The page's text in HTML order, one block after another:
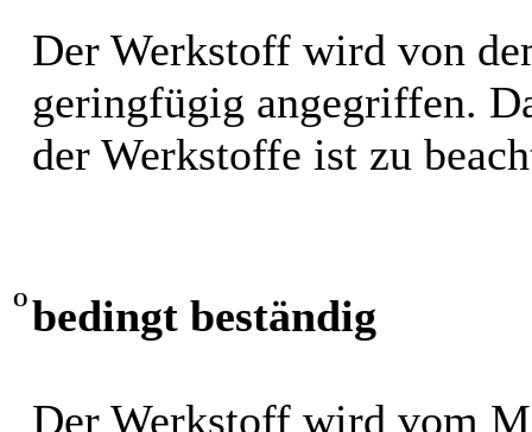
Der Werkstoff wird von
geringfügig angegriffen.
der Werkstoffe ist zu
O bedingt beständig
Der Werkstoff wird vom